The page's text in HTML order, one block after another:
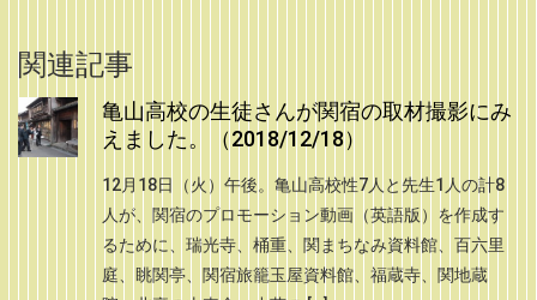
関連記事
亀山高校の生徒さんが関宿の取材撮影にみ
えました。（2018/12/18）
12月18日（火）午後。亀山高校性7人と先生1人の計8
人が、関宿のプロモーション動画（英語版）を作成す
るために、瑞光寺、桶重、関まちなみ資料館、百六里
庭、眺関亭、関宿旅籠玉屋資料館、福蔵寺、関地蔵